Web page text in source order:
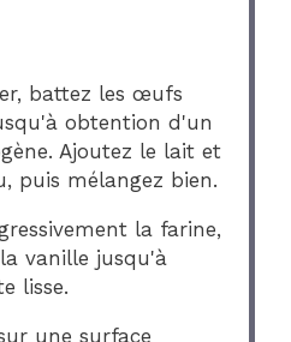
battez les œufs
obtention d'un
Ajoutez le lait et
puis mélangez bien.
la farine,
vanille jusqu'à
lisse.
une surface